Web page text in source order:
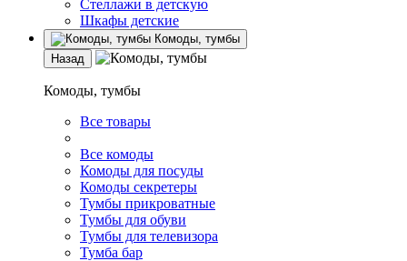
Стеллажи в детскую
Шкафы детские
Комоды, тумбы
Назад
Комоды, тумбы
Все товары
Все комоды
Комоды для посуды
Комоды секретеры
Тумбы прикроватные
Тумбы для обуви
Тумбы для телевизора
Тумба бар